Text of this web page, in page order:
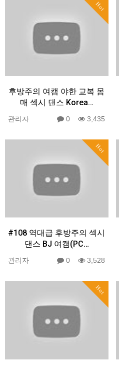
Hot
후방주의 여캠 야한 교복 몸
매 섹시 댄스 Korea…
관리자 0 3,435
Hot
#108 역대급 후방주의 섹시
댄스 BJ 여캠(PC…
관리자 0 3,528
Hot